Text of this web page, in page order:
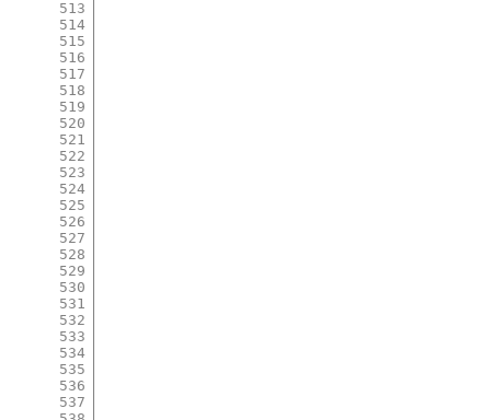
513
514
515
516
517
518
519
520
521
522
523
524
525
526
527
528
529
530
531
532
533
534
535
536
537